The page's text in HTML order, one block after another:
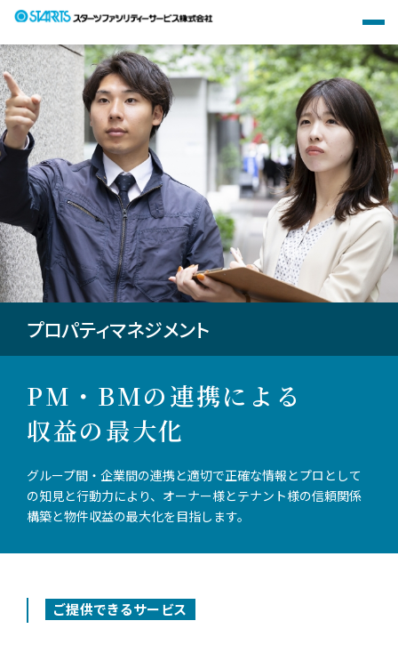
私たちの強み
サービス
遠隔監視制御システム「ビルコム」
設備
清掃
警備
プロパティマネジメント
修繕・リニューアル
セキュリティシステム
PPP
鍵・カードキー「シャーロック」
事例紹介
研修センター
会社情報
代表メッセージ
想い
事業内容
会社概要
事業所/アクセス
沿革
採用情報
新卒採用
キャリア採用
お知らせ
お問い合わせ・ご相談
プロパティマネジメント
PM・BMの連携による
収益の最大化
グループ間・企業間の連携と適切で正確な情報とプロとして
の知見と行動力により、オーナー様とテナント様の信頼関係
構築と物件収益の最大化を目指します。
ご提供できるサービス